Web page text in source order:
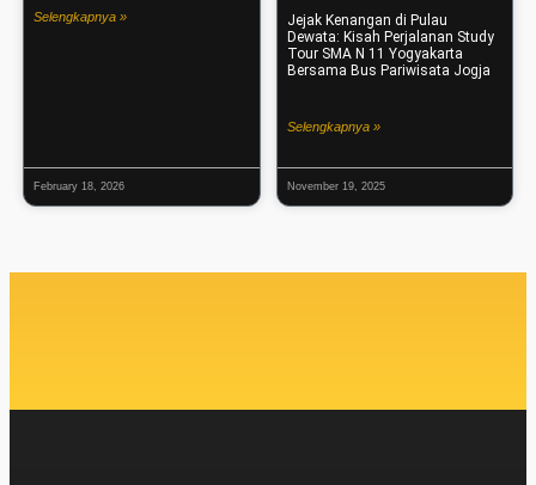
Selengkapnya »
February 18, 2026
Jejak Kenangan di Pulau
Dewata: Kisah Perjalanan Study
Tour SMA N 11 Yogyakarta
Bersama Bus Pariwisata Jogja
Selengkapnya »
November 19, 2025